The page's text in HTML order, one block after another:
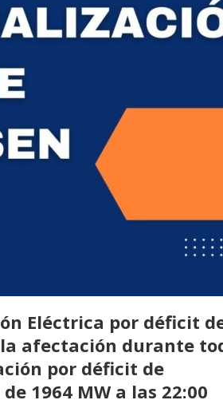
Eléctrica por déficit
afectación durante
por déficit de
1964 MW a las 22:00